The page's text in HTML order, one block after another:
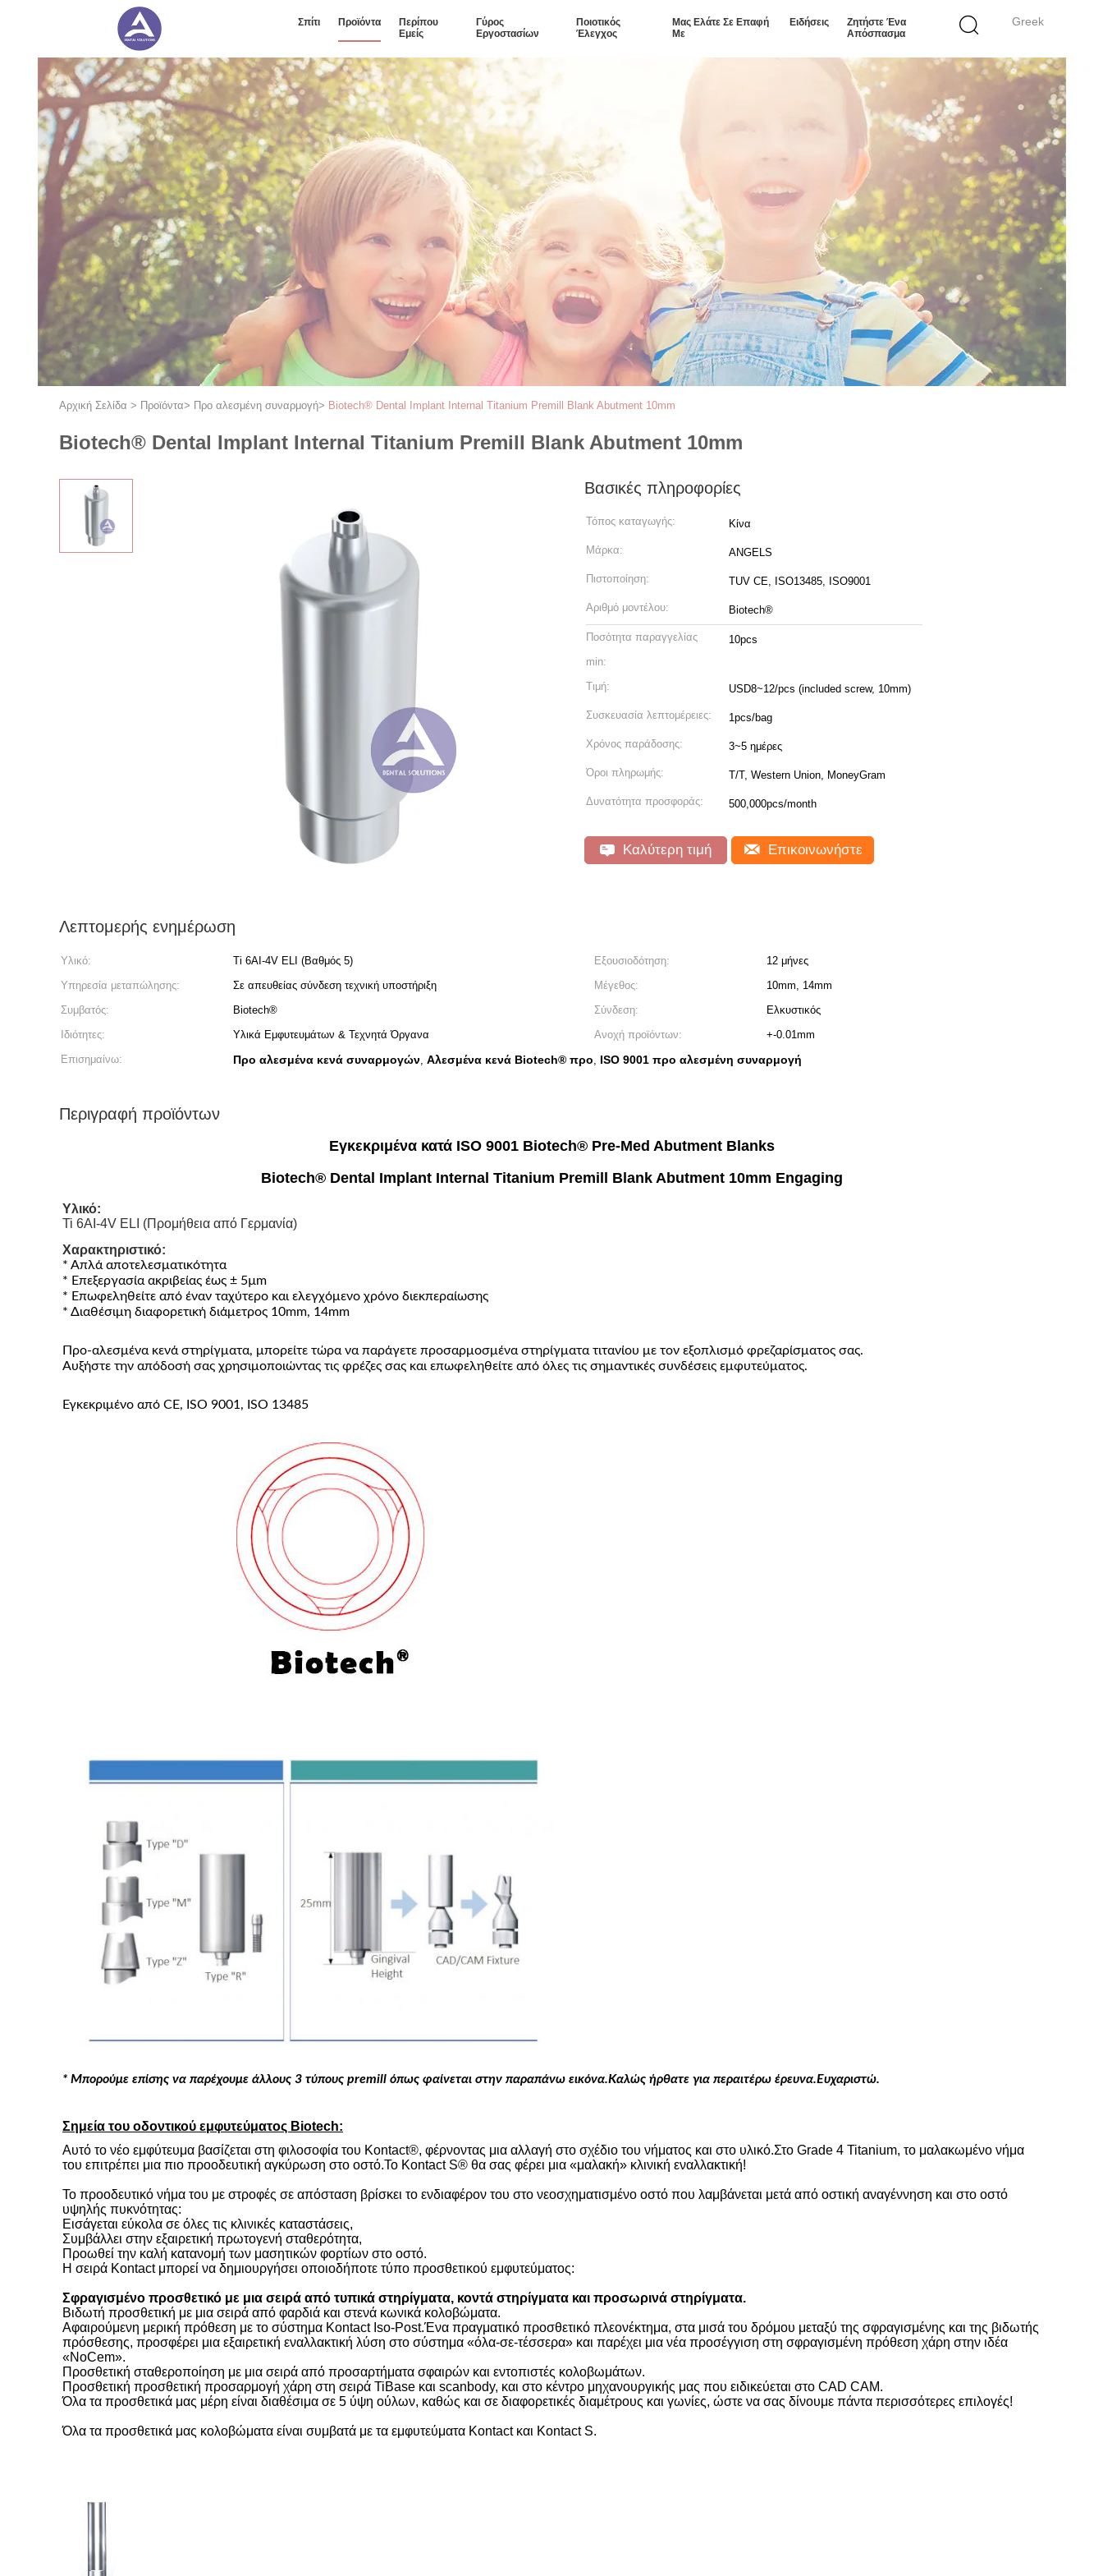
Greek
Σπίτι Προϊόντα
Περίπου
Εμείς
Γύρος
Εργοστασίων
Ποιοτικός
Έλεγχος
Μας Ελάτε Σε Επαφή
Με
Ειδήσεις
Ζητήστε Ένα
Απόσπασμα
Αρχική Σελίδα > Προϊόντα> Προ αλεσμένη συναρμογή> Biotech® Dental Implant Internal Titanium Premill Blank Abutment 10mm
Biotech® Dental Implant Internal Titanium Premill Blank Abutment 10mm
Βασικές πληροφορίες
Τόπος καταγωγής: Κίνα
Μάρκα: ANGELS
Πιστοποίηση: TUV CE, ISO13485, ISO9001
Αριθμό μοντέλου: Biotech®
Ποσότητα παραγγελίας
min:
10pcs
Τιμή: USD8~12/pcs (included screw, 10mm)
Συσκευασία λεπτομέρειες: 1pcs/bag
Χρόνος παράδοσης: 3~5 ημέρες
Όροι πληρωμής: T/T, Western Union, MoneyGram
Δυνατότητα προσφοράς: 500,000pcs/month
Καλύτερη τιμή Επικοινωνήστε
Λεπτομερής ενημέρωση
Υλικό: Ti 6AI-4V ELI (Βαθμός 5) Εξουσιοδότηση:
12 μήνες
Υπηρεσία μεταπώλησης:
Σε απευθείας σύνδεση τεχνική υποστήριξη Μέγεθος:
10mm, 14mm
Συμβατός:
Biotech® Σύνδεση:
Ελκυστικός
Ιδιότητες:
Υλικά Εμφυτευμάτων & Τεχνητά Όργανα Ανοχή προϊόντων:
+-0.01mm
Επισημαίνω:
Προ αλεσμένα κενά συναρμογών, Αλεσμένα κενά Biotech® προ, ISO 9001 προ αλεσμένη συναρμογή
Περιγραφή προϊόντων
Εγκεκριμένα κατά ISO 9001 Biotech® Pre-Med Abutment Blanks
Biotech® Dental Implant Internal Titanium Premill Blank Abutment 10mm Engaging
Υλικό:
Ti 6AI-4V ELI (Προμήθεια από Γερμανία)
Χαρακτηριστικό:
* Απλά αποτελεσματικότητα
* Επεξεργασία ακριβείας έως ± 5µm
* Επωφεληθείτε από έναν ταχύτερο και ελεγχόμενο χρόνο διεκπεραίωσης
* Διαθέσιμη διαφορετική διάμετρος 10mm, 14mm
Προ-αλεσμένα κενά στηρίγματα, μπορείτε τώρα να παράγετε προσαρμοσμένα στηρίγματα τιτανίου με τον εξοπλισμό φρεζαρίσματος σας.
Αυξήστε την απόδοσή σας χρησιμοποιώντας τις φρέζες σας και επωφεληθείτε από όλες τις σημαντικές συνδέσεις εμφυτεύματος.
Εγκεκριμένο από CE, ISO 9001, ISO 13485
* Μπορούμε επίσης να παρέχουμε άλλους 3 τύπους premill όπως φαίνεται στην παραπάνω εικόνα.Καλώς ήρθατε για περαιτέρω έρευνα.Ευχαριστώ.
Σημεία του οδοντικού εμφυτεύματος Biotech:
Αυτό το νέο εμφύτευμα βασίζεται στη φιλοσοφία του Kontact®, φέρνοντας μια αλλαγή στο σχέδιο του νήματος και στο υλικό.Στο Grade 4 Titanium, το μαλακωμένο νήμα
του επιτρέπει μια πιο προοδευτική αγκύρωση στο οστό.Το Kontact S® θα σας φέρει μια «μαλακή» κλινική εναλλακτική!
Το προοδευτικό νήμα του με στροφές σε απόσταση βρίσκει το ενδιαφέρον του στο νεοσχηματισμένο οστό που λαμβάνεται μετά από οστική αναγέννηση και στο οστό
υψηλής πυκνότητας:
Εισάγεται εύκολα σε όλες τις κλινικές καταστάσεις,
Συμβάλλει στην εξαιρετική πρωτογενή σταθερότητα,
Προωθεί την καλή κατανομή των μασητικών φορτίων στο οστό.
Η σειρά Kontact μπορεί να δημιουργήσει οποιοδήποτε τύπο προσθετικού εμφυτεύματος:
Σφραγισμένο προσθετικό με μια σειρά από τυπικά στηρίγματα, κοντά στηρίγματα και προσωρινά στηρίγματα.
Βιδωτή προσθετική με μια σειρά από φαρδιά και στενά κωνικά κολοβώματα.
Αφαιρούμενη μερική πρόθεση με το σύστημα Kontact Iso-Post.Ένα πραγματικό προσθετικό πλεονέκτημα, στα μισά του δρόμου μεταξύ της σφραγισμένης και της βιδωτής
πρόσθεσης, προσφέρει μια εξαιρετική εναλλακτική λύση στο σύστημα «όλα-σε-τέσσερα» και παρέχει μια νέα προσέγγιση στη σφραγισμένη πρόθεση χάρη στην ιδέα
«NoCem».
Προσθετική σταθεροποίηση με μια σειρά από προσαρτήματα σφαιρών και εντοπιστές κολοβωμάτων.
Προσθετική προσθετική προσαρμογή χάρη στη σειρά TiBase και scanbody, και στο κέντρο μηχανουργικής μας που ειδικεύεται στο CAD CAM.
Όλα τα προσθετικά μας μέρη είναι διαθέσιμα σε 5 ύψη ούλων, καθώς και σε διαφορετικές διαμέτρους και γωνίες, ώστε να σας δίνουμε πάντα περισσότερες επιλογές!
Όλα τα προσθετικά μας κολοβώματα είναι συμβατά με τα εμφυτεύματα Kontact και Kontact S.